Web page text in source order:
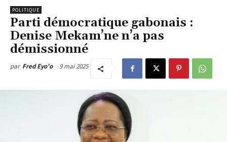
POLITIQUE
Parti démocratique gabonais :
Denise Mekam’ne n’a pas
démissionné
par Fred Eyo'o 9 mai 2025